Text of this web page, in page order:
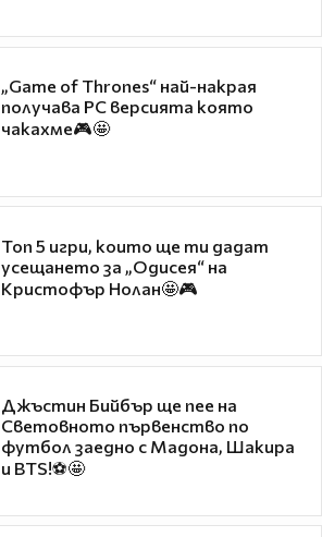
„Game of Thrones“ най-накрая
получава PC версията която
чакахме🎮🤩
Топ 5 игри, които ще ти дадат
усещането за „Одисея“ на
Кристофър Нолан🤩🎮
Джъстин Бийбър ще пее на
Световното първенство по
футбол заедно с Мадона, Шакира
и BTS!⚽🤩